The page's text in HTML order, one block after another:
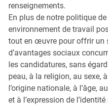
renseignements.
En plus de notre politique
environnement de travail
tout en œuvre pour offrir un
d’avantages sociaux
les candidatures, sans
peau, à la religion, au sexe,
l’origine nationale, à l’âge,
et à l’expression de